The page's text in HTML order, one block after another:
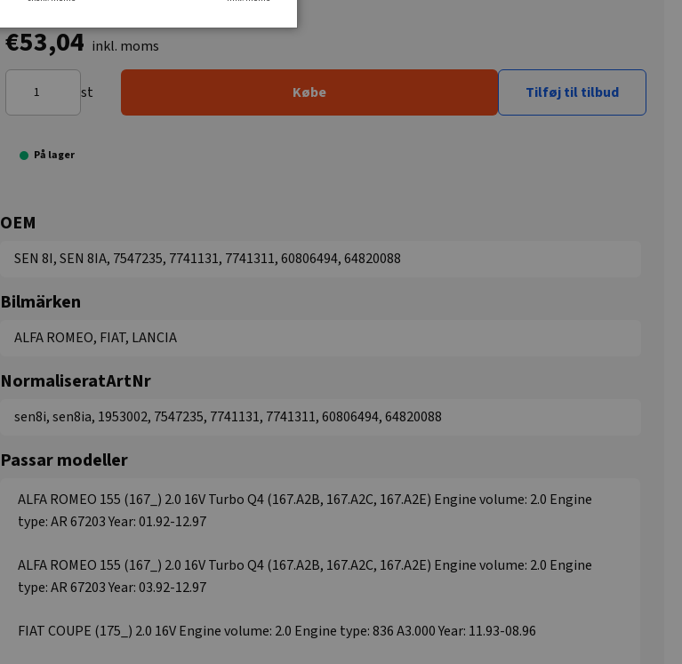
€53,04 inkl. moms
st Købe Tilføj til tilbud
På lager
OEM
SEN 8I, SEN 8IA, 7547235, 7741131, 7741311, 60806494, 64820088
Bilmärken
ALFA ROMEO, FIAT, LANCIA
NormaliseratArtNr
sen8i, sen8ia, 1953002, 7547235, 7741131, 7741311, 60806494, 64820088
Passar modeller
ALFA ROMEO 155 (167_) 2.0 16V Turbo Q4 (167.A2B, 167.A2C, 167.A2E) Engine volume: 2.0 Engine
type: AR 67203 Year: 01.92-12.97
ALFA ROMEO 155 (167_) 2.0 16V Turbo Q4 (167.A2B, 167.A2C, 167.A2E) Engine volume: 2.0 Engine
type: AR 67203 Year: 03.92-12.97
FIAT COUPE (175_) 2.0 16V Engine volume: 2.0 Engine type: 836 A3.000 Year: 11.93-08.96